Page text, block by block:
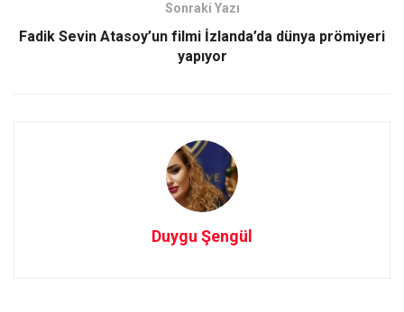
k
n
Sonraki Yazı
Fadik Sevin Atasoy’un filmi İzlanda’da dünya prömiyeri
yapıyor
Duygu Şengül